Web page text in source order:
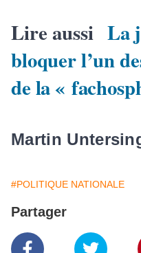
Lire aussi La
bloquer l’un
de la «
Martin
#POLITIQUE NATIONALE
Partager